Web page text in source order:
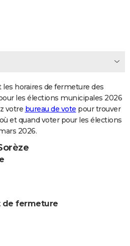
les horaires de fermeture des
les élections municipales 2026
votre bureau de vote pour trouver
et quand voter pour les élections
2026.
de fermeture